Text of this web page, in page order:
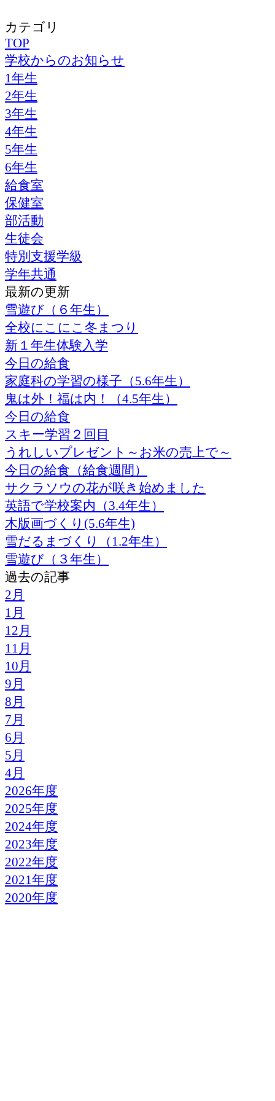
カテゴリ
TOP
学校からのお知らせ
1年生
2年生
3年生
4年生
5年生
6年生
給食室
保健室
部活動
生徒会
特別支援学級
学年共通
最新の更新
雪遊び（６年生）
全校にこにこ冬まつり
新１年生体験入学
今日の給食
家庭科の学習の様子（5.6年生）
鬼は外！福は内！（4.5年生）
今日の給食
スキー学習２回目
うれしいプレゼント～お米の売上で～
今日の給食（給食週間）
サクラソウの花が咲き始めました
英語で学校案内（3.4年生）
木版画づくり(5.6年生)
雪だるまづくり（1.2年生）
雪遊び（３年生）
過去の記事
2月
1月
12月
11月
10月
9月
8月
7月
6月
5月
4月
2026年度
2025年度
2024年度
2023年度
2022年度
2021年度
2020年度